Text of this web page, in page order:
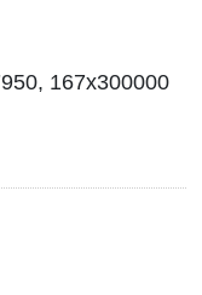
167x300000